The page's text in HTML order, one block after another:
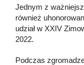
Jednym z
również
udział w XXIV
2022.
Podczas